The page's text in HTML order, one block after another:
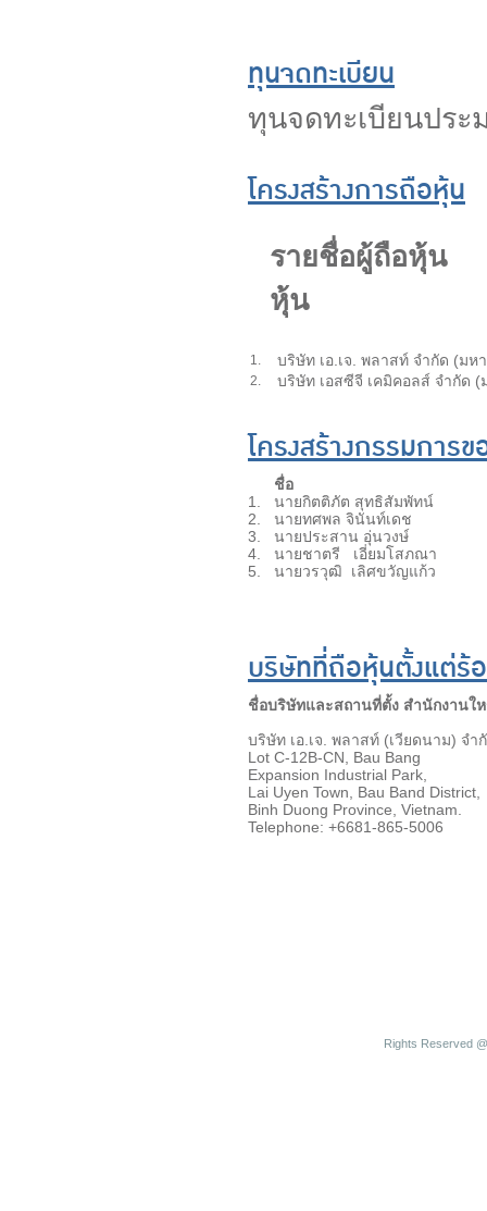
ทุนจดทะเบียน
ทุนจดทะเบียนปร
โครงสร้างการถือหุ้น
รายชื่อผู้ถือหุ้น
หุ้น
1. บริษัท เอ.เจ. พลาสท์ จำ
2. บริษัท เอสซีจี เคมิคอลส์ จำกัด
โครงสร้างกรรมการ
ชื่อ
1.
นายกิตติภัต สุทธิสัมพัทน์
2.
นายทศพล จินันท์เดช
3.
นายประสาน อุ่นวงษ์
4.
นายชาตรี เอี่ยมโสภณา
5.
นายวรวุฒิ เลิศขวัญแก้ว
บริษัทที่ถือหุ้นตั้งแต่ร้อ
ชื่อบริษัทและสถานที่ตั้ง สำนักงานใ
บริษัท เอ.เจ. พลาสท์ (เวียดนาม) จำ
Lot C-12B-CN, Bau Bang
Expansion Industrial Park,
Lai Uyen Town, Bau Band District,
Binh Duong Province, Vietnam.
Telephone: +6681-865-5006
Rights Reserved